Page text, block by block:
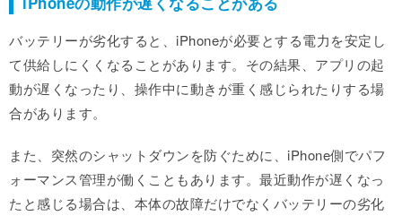
バッテリーが劣化すると、iPhoneが必要とする電力を安定し
て供給しにくくなることがあります。その結果、アプリの起
動が遅くなったり、操作中に動きが重く感じられたりする場
合があります。
また、突然のシャットダウンを防ぐために、iPhone側でパフ
ォーマンス管理が働くこともあります。最近動作が遅くなっ
たと感じる場合は、本体の故障だけでなくバッテリーの劣化